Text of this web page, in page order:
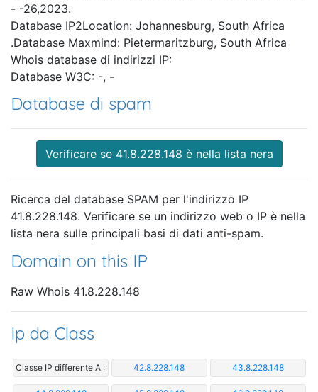
- -26,2023.
Database IP2Location: Johannesburg, South Africa
.Database Maxmind: Pietermaritzburg, South Africa
Whois database di indirizzi IP:
Database W3C: -, -
Database di spam
Verificare se 41.8.228.148 è nella lista nera
Ricerca del database SPAM per l'indirizzo IP
41.8.228.148. Verificare se un indirizzo web o IP è nella
lista nera sulle principali basi di dati anti-spam.
Domain on this IP
Raw Whois 41.8.228.148
Ip da Class
Classe IP differente A : 42.8.228.148 43.8.228.148